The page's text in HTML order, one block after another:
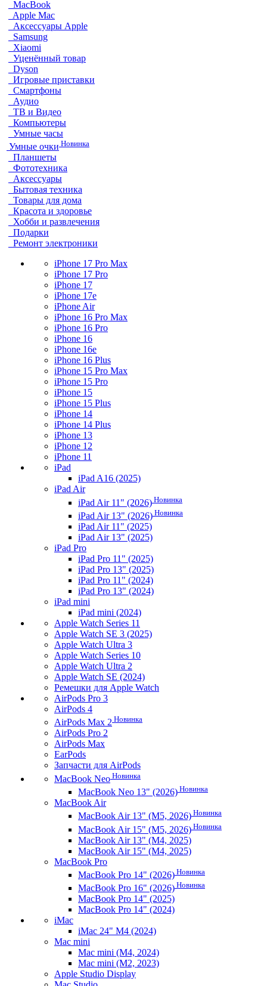
MacBook
Apple Mac
Аксессуары Apple
Samsung
Xiaomi
Уценённый товар
Dyson
Игровые приставки
Смартфоны
Аудио
ТВ и Видео
Компьютеры
Умные часы
Умные очки Новинка
Планшеты
Фототехника
Аксессуары
Бытовая техника
Товары для дома
Красота и здоровье
Хобби и развлечения
Подарки
Ремонт электроники
iPhone 17 Pro Max
iPhone 17 Pro
iPhone 17
iPhone 17e
iPhone Air
iPhone 16 Pro Max
iPhone 16 Pro
iPhone 16
iPhone 16e
iPhone 16 Plus
iPhone 15 Pro Max
iPhone 15 Pro
iPhone 15
iPhone 15 Plus
iPhone 14
iPhone 14 Plus
iPhone 13
iPhone 12
iPhone 11
iPad
iPad A16 (2025)
iPad Air
iPad Air 11" (2026) Новинка
iPad Air 13" (2026) Новинка
iPad Air 11" (2025)
iPad Air 13" (2025)
iPad Pro
iPad Pro 11" (2025)
iPad Pro 13" (2025)
iPad Pro 11" (2024)
iPad Pro 13" (2024)
iPad mini
iPad mini (2024)
Apple Watch Series 11
Apple Watch SE 3 (2025)
Apple Watch Ultra 3
Apple Watch Series 10
Apple Watch Ultra 2
Apple Watch SE (2024)
Ремешки для Apple Watch
AirPods Pro 3
AirPods 4
AirPods Max 2 Новинка
AirPods Pro 2
AirPods Max
EarPods
Запчасти для AirPods
MacBook Neo Новинка
MacBook Neo 13" (2026) Новинка
MacBook Air
MacBook Air 13" (M5, 2026) Новинка
MacBook Air 15" (M5, 2026) Новинка
MacBook Air 13" (M4, 2025)
MacBook Air 15" (M4, 2025)
MacBook Pro
MacBook Pro 14" (2026) Новинка
MacBook Pro 16" (2026) Новинка
MacBook Pro 14" (2025)
MacBook Pro 14" (2024)
iMac
iMac 24" M4 (2024)
Mac mini
Mac mini (M4, 2024)
Mac mini (M2, 2023)
Apple Studio Display